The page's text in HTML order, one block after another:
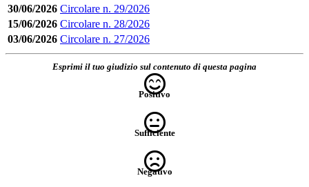
30/06/2026 Circolare n. 29/2026
15/06/2026 Circolare n. 28/2026
03/06/2026 Circolare n. 27/2026
Esprimi il tuo giudizio sul contenuto di questa pagina
Positivo
Sufficiente
Negativo